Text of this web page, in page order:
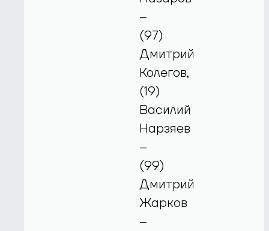
–
(97)
Дмитрий
Колегов,
(19)
Василий
Нарзяев
–
(99)
Дмитрий
Жарков
–